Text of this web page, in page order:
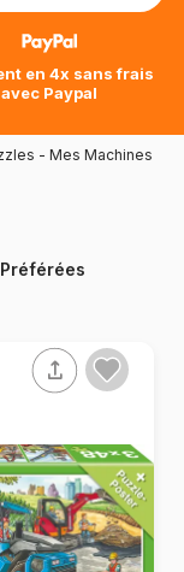
en 4x sans frais
avec Paypal
- Mes Machines